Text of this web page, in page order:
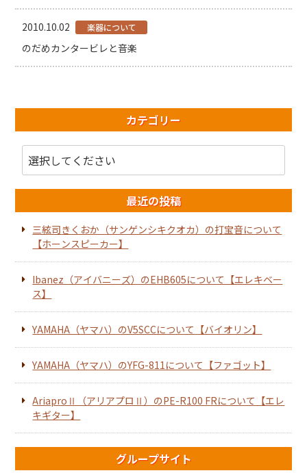
2010.10.02 楽器について
のだめカンタービレと音楽
カテゴリー
最近の投稿
三絃司きくおか（サンゲンシキクオカ）の打宝音について
【ホーンスピーカー】
Ibanez（アイバニーズ）のEHB605について【エレキベー
ス】
YAMAHA（ヤマハ）のV5SCCについて【バイオリン】
YAMAHA（ヤマハ）のYFG-811について【ファゴット】
AriaproⅡ（アリアプロⅡ）のPE-R100 FRについて【エレ
キギター】
グループサイト